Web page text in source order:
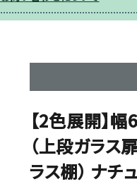
季節家電
ソファー
【2色展開】
（上段ガラス
ラス棚） ナチ